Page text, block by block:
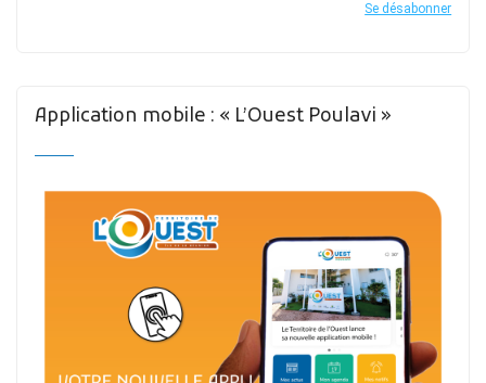
Se désabonner
Application mobile : « L’Ouest Poulavi »